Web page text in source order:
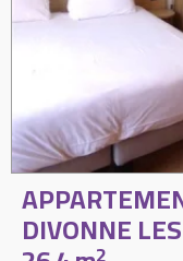
DIVONNE